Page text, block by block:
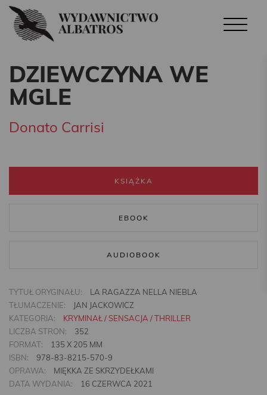
DZIEWCZYNA WE
MGLE
Donato Carrisi
KSIĄŻKA
EBOOK
AUDIOBOOK
TYTUŁ ORYGINAŁU:
LA RAGAZZA NELLA NIEBLA
TŁUMACZENIE:
JAN JACKOWICZ
KATEGORIA:
KRYMINAŁ / SENSACJA / THRILLER
LICZBA STRON:
352
FORMAT:
135 X 205 MM
ISBN:
978-83-8215-570-9
OPRAWA:
MIĘKKA ZE SKRZYDEŁKAMI
DATA WYDANIA:
16 CZERWCA 2021